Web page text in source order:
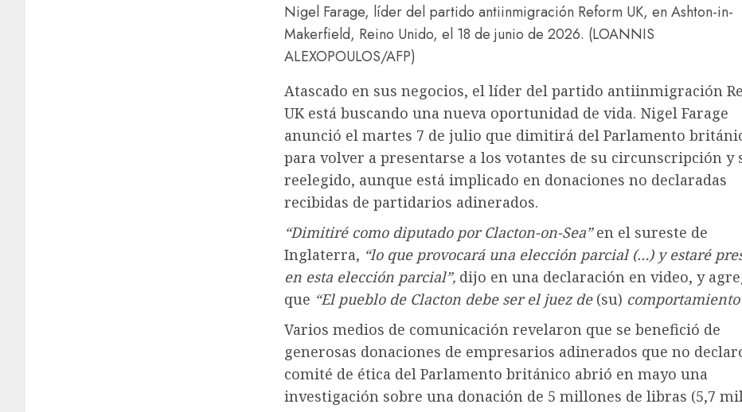
Nigel Farage, líder del partido antiinmigración Reform UK, en Ashton-in-
Makerfield, Reino Unido, el 18 de junio de 2026. (LOANNIS
ALEXOPOULOS/AFP)
Atascado en sus negocios, el líder del partido antiinmigración
UK está buscando una nueva oportunidad de vida. Nigel Farage
anunció el martes 7 de julio que dimitirá del Parlamento
para volver a presentarse a los votantes de su circunscripción y
reelegido, aunque está implicado en donaciones no declaradas
recibidas de partidarios adinerados.
“Dimitiré como diputado por Clacton-on-Sea”en el sureste de
Inglaterra, “lo que provocará una elección parcial (…) y estaré
en esta elección parcial”, dijo en una declaración en video, y
que “El pueblo de Clacton debe ser el juez de (su)
Varios medios de comunicación revelaron que se benefició de
generosas donaciones de empresarios adinerados que no
comité de ética del Parlamento británico abrió en mayo una
investigación sobre una donación de 5 millones de libras (5,7